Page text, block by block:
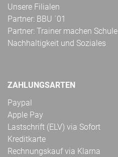
Unsere Filialen
Partner: BBU ´01
Partner: Trainer machen Schule
Nachhaltigkeit und Soziales
ZAHLUNGSARTEN
Paypal
Apple Pay
Lastschrift (ELV) via Sofort
Kreditkarte
Rechnungskauf via Klarna